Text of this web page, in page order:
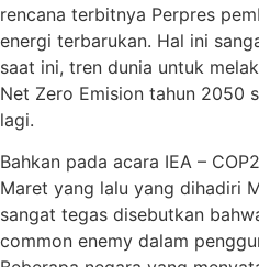
rencana terbitnya Perpres
energi terbarukan. Hal ini
saat ini, tren dunia untuk
Net Zero Emision tahun 2050
lagi.
Bahkan pada acara IEA –
Maret yang lalu yang dihadiri
sangat tegas disebutkan
common enemy dalam